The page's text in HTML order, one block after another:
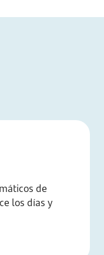
de
los días y